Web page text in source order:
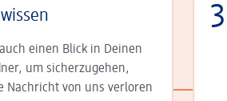
einen Blick in Deinen
um sicherzugehen,
Nachricht von uns verloren
3